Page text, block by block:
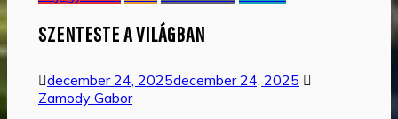
SZENTESTE A VILÁGBAN
december 24, 2025december 24, 2025
Zamody Gabor